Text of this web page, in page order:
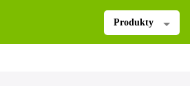
Produkty